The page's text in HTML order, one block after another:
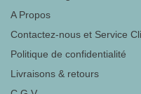
A Propos
Contactez-nous et Service
Politique de confidentialité
Livraisons & retours